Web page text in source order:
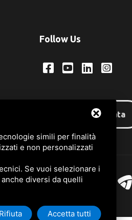
Follow Us
Area riservata
simili per finalità
e non personalizzati
Se vuoi selezionare i
diversi da quelli
Rifiuta Accetta tutti